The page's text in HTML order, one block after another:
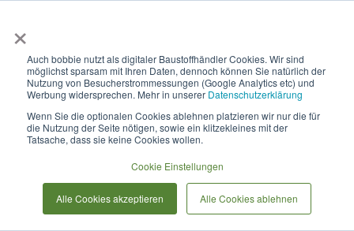
×
Auch bobbie nutzt als digitaler Baustoffhändler Cookies. Wir sind
möglichst sparsam mit Ihren Daten, dennoch können Sie natürlich der
Nutzung von Besucherstrommessungen (Google Analytics etc) und
Werbung widersprechen. Mehr in unserer Datenschutzerklärung
Wenn Sie die optionalen Cookies ablehnen platzieren wir nur die für
die Nutzung der Seite nötigen, sowie ein klitzekleines mit der
Tatsache, dass sie keine Cookies wollen.
Cookie Einstellungen
Alle Cookies akzeptieren Alle Cookies ablehnen
Peschelrohr HDPE 450N
Zum
Ende
Bildergalerie
springen